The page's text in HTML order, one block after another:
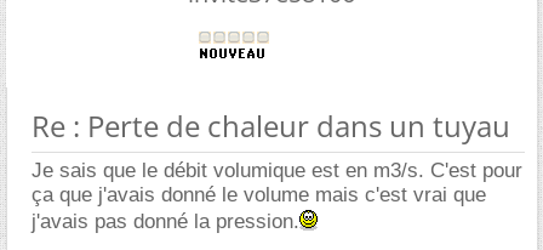
Re : Perte de chaleur dans un tuyau
Je sais que le débit volumique est en m3/s. C'est pour
ça que j'avais donné le volume mais c'est vrai que
j'avais pas donné la pression.